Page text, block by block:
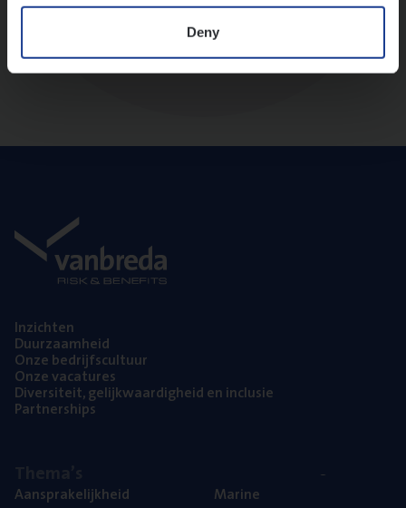
Deny
Inzich­ten
Duur­zaam­heid
Onze bedrijfs­cul­tuur
Onze vaca­tu­res
Diver­si­teit, gelijk­waar­dig­heid en inclusie
Part­ner­ships
Aan­spra­ke­lijk­heid
Mari­ne